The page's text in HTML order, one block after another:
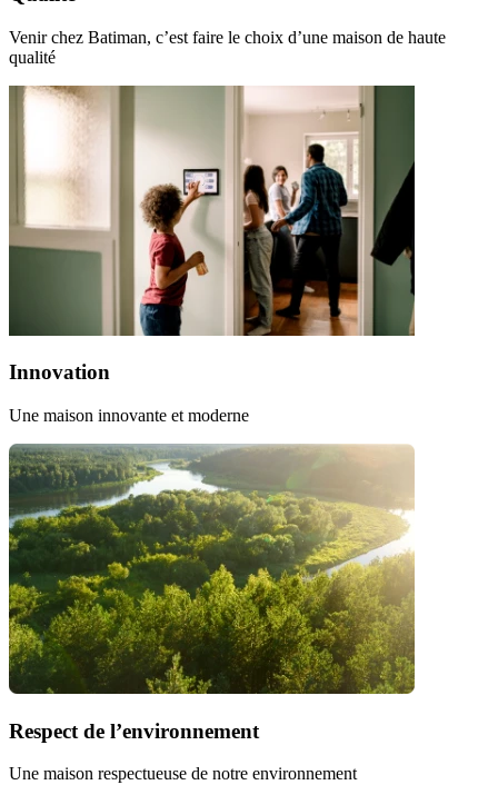
Venir chez Batiman, c’est faire le choix d’une maison de haute
qualité
Innovation
Une maison innovante et moderne
Respect de l’environnement
Une maison respectueuse de notre environnement